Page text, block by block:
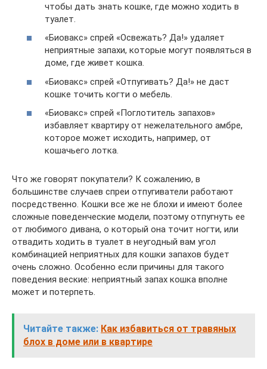
чтобы дать знать кошке, где можно ходить в
туалет.
«Биовакс» спрей «Освежать? Да!» удаляет
неприятные запахи, которые могут появляться в
доме, где живет кошка.
«Биовакс» спрей «Отпугивать? Да!» не даст
кошке точить когти о мебель.
«Биовакс» спрей «Поглотитель запахов»
избавляет квартиру от нежелательного амбре,
которое может исходить, например, от
кошачьего лотка.
Что же говорят покупатели? К сожалению, в
большинстве случаев спреи отпугиватели работают
посредственно. Кошки все же не блохи и имеют более
сложные поведенческие модели, поэтому отпугнуть ее
от любимого дивана, о который она точит ногти, или
отвадить ходить в туалет в неугодный вам угол
комбинацией неприятных для кошки запахов будет
очень сложно. Особенно если причины для такого
поведения веские: неприятный запах кошка вполне
может и потерпеть.
Читайте также: Как избавиться от травяных
блох в доме или в квартире